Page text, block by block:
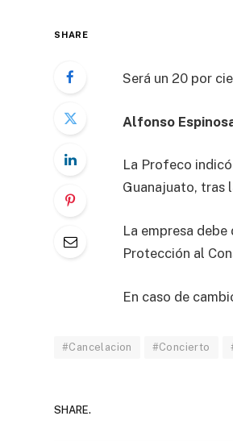
SHARE
Será un 20 por
Alfonso
La Profeco
Guanajuato, tras
La empresa
Protección al
En caso de
#Cancelacion #Concierto
SHARE.